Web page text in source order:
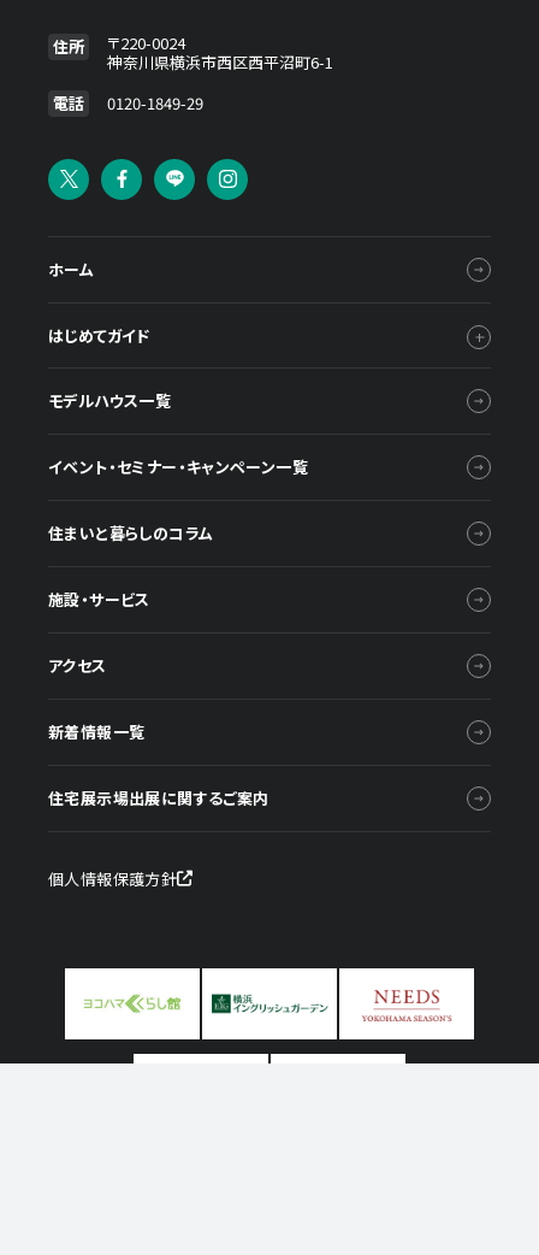
住所
〒220-0024
神奈川県横浜市西区西平沼町6-1
電話
0120-1849-29
ホーム
はじめてガイド
モデルハウス一覧
イベント・セミナー・キャンペーン一覧
住まいと暮らしのコラム
施設・サービス
アクセス
新着情報一覧
住宅展示場出展に関するご案内
個人情報保護方針